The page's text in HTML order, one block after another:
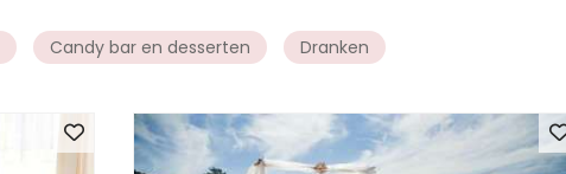
Candy bar en desserten Dranken